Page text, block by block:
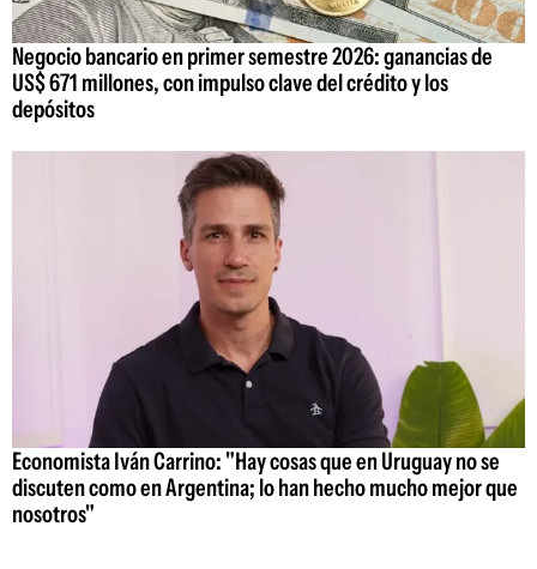
Negocio bancario en primer semestre 2026: ganancias de
US$ 671 millones, con impulso clave del crédito y los
depósitos
Economista Iván Carrino: "Hay cosas que en Uruguay no se
discuten como en Argentina; lo han hecho mucho mejor que
nosotros"